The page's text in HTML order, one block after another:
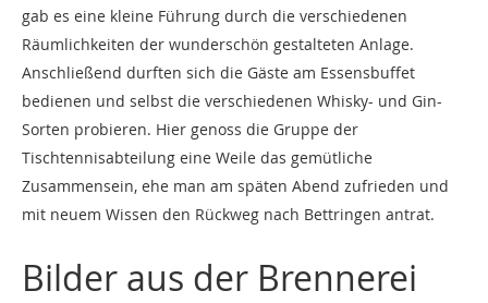
gab es eine kleine Führung durch die verschiedenen
Räumlichkeiten der wunderschön gestalteten Anlage.
Anschließend durften sich die Gäste am Essensbuffet
bedienen und selbst die verschiedenen Whisky- und Gin-
Sorten probieren. Hier genoss die Gruppe der
Tischtennisabteilung eine Weile das gemütliche
Zusammensein, ehe man am späten Abend zufrieden und
mit neuem Wissen den Rückweg nach Bettringen antrat.
Bilder aus der Brennerei